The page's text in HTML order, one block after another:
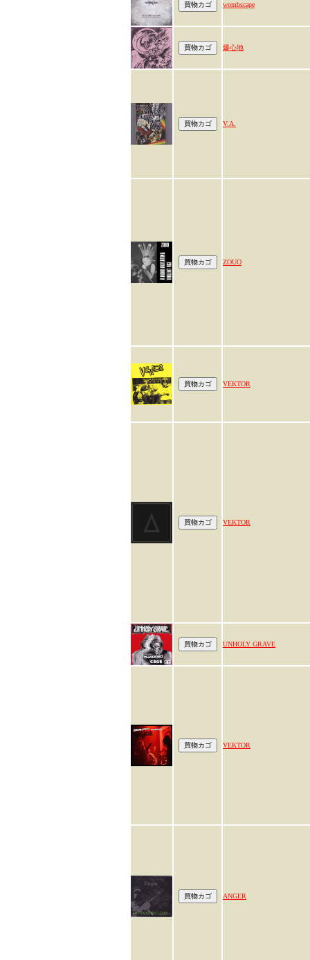
wombscape
爆心地
V.A.
ZOUO
VEKTOR
VEKTOR
UNHOLY GRAVE
VEKTOR
ANGER